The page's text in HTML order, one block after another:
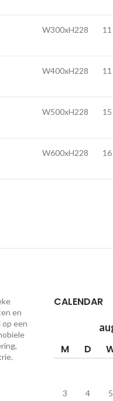
W300xH228
W400xH228
W500xH228
W600xH228
en
een
CALENDAR
M D
3 4 5